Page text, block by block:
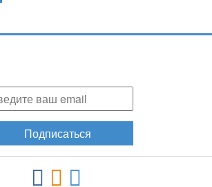
Подписаться